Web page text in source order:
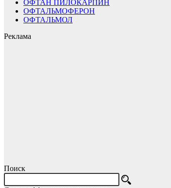
ОФТАН ПИЛОКАРПИН
ОФТАЛЬМОФЕРОН
ОФТАЛЬМОЛ
Реклама
Поиск